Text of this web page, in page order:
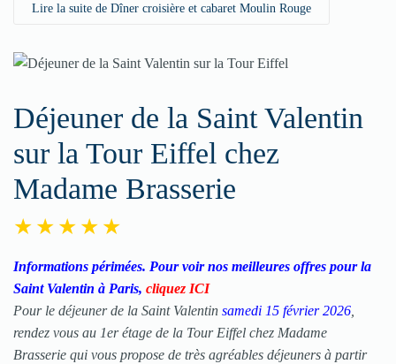
Lire la suite de Dîner croisière et cabaret Moulin Rouge
Déjeuner de la Saint Valentin
sur la Tour Eiffel chez
Madame Brasserie
Informations périmées. Pour voir nos meilleures offres pour la
Saint Valentin à Paris, cliquez ICI
Pour le déjeuner de la Saint Valentin samedi 15 février 2026,
rendez vous au 1er étage de la Tour Eiffel chez Madame
Brasserie qui vous propose de très agréables déjeuners à partir